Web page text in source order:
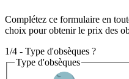
Complétez ce formulaire en
choix pour obtenir le prix des
1/4 - Type d'obsèques ?
Type d'obsèques